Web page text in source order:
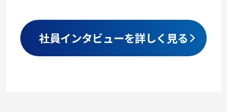
社員インタビューを詳しく見る